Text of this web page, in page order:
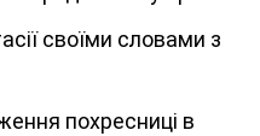
своїми словами з
похресниці в